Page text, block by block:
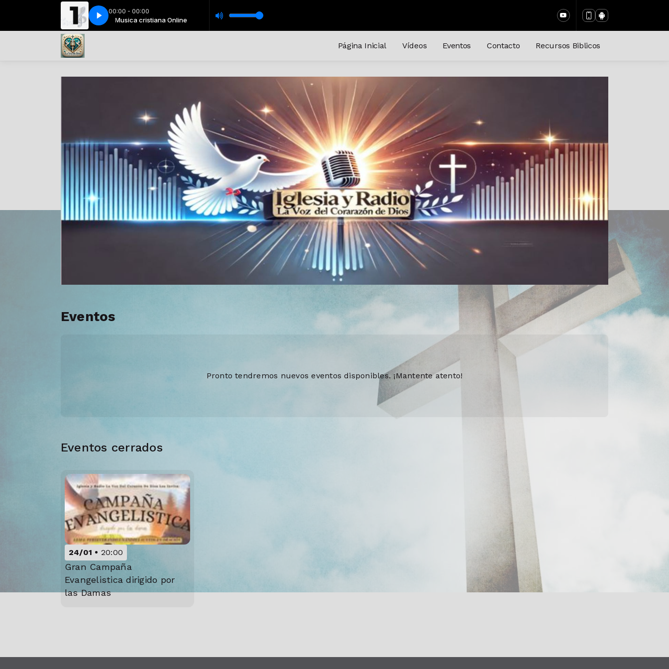
00:00 - 00:00
Musica cristiana Online Musica cristiana Online
(feat. Julio Melgar) Letra Preciosa Sangre - Marco Barrientos (feat. Julio Melgar) Letra
Página Inicial Vídeos Eventos Contacto Recursos Biblicos
Eventos
Pronto tendremos nuevos eventos disponibles. ¡Mantente atento!
Eventos cerrados
24/01 20:00
Gran Campaña
Evangelistica dirigido por
las Damas